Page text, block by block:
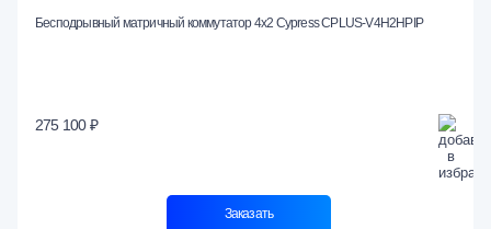
Бесподрывный матричный коммутатор 4х2 Cypress CPLUS-V4H2HPIP
275 100 ₽
Заказать